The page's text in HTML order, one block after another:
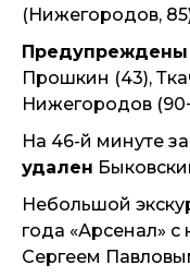
(Нижегородов,
Предупреждены
Прошкин (43),
Нижегородов
На 46-й минуте
удален
Небольшой
года «Арсенал»
Сергеем